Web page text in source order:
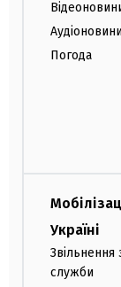
Погода
Україні
Звільнення
служби